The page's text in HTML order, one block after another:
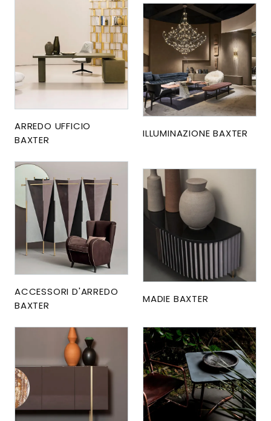
ARREDO UFFICIO
BAXTER
ILLUMINAZIONE BAXTER
ACCESSORI D'ARREDO
BAXTER
MADIE BAXTER